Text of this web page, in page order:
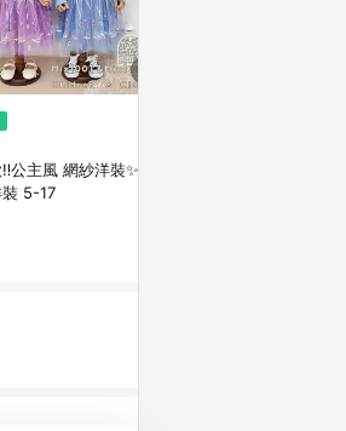
公主風 網紗洋裝✨兒
5-17